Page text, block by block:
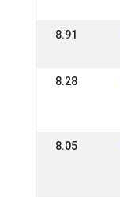
8.91
8.28
8.05